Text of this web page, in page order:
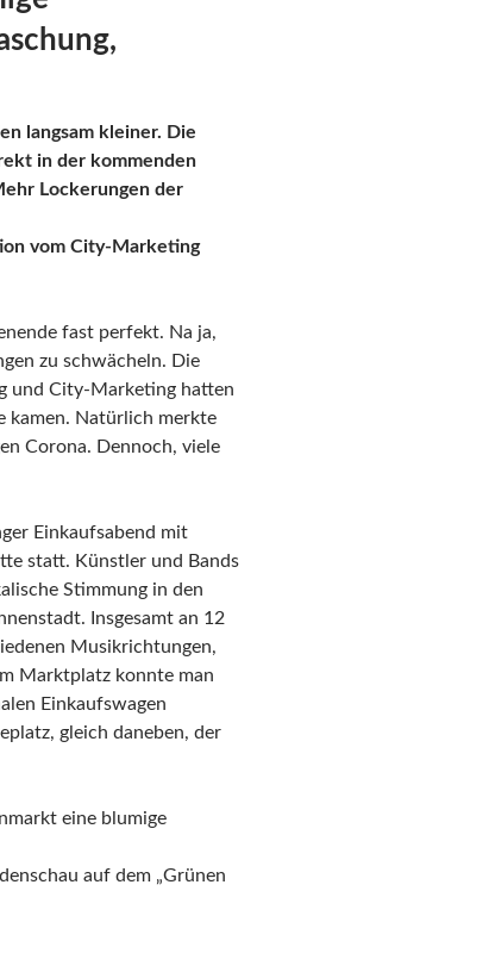
langsam kleiner. Die
in der kommenden
Lockerungen der
vom City-Marketing
fast perfekt. Na ja,
zu schwächeln. Die
und City-Marketing hatten
kamen. Natürlich merkte
Corona. Dennoch, viele
Einkaufsabend mit
statt. Künstler und Bands
Stimmung in den
Insgesamt an 12
Musikrichtungen,
Marktplatz konnte man
Einkaufswagen
gleich daneben, der
eine blumige
auf dem „Grünen